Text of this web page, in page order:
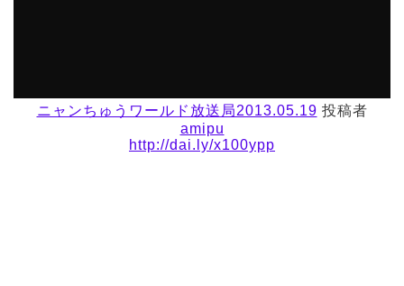
ニャンちゅうワールド放送局2013.05.19 投稿者
amipu
http://dai.ly/x100ypp